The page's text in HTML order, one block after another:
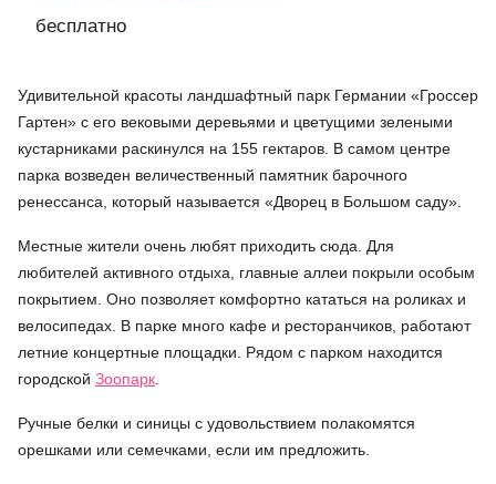
бесплатно
Удивительной красоты ландшафтный парк Германии «Гроссер
Гартен» с его вековыми деревьями и цветущими зелеными
кустарниками раскинулся на 155 гектаров. В самом центре
парка возведен величественный памятник барочного
ренессанса, который называется «Дворец в Большом саду».
Местные жители очень любят приходить сюда. Для
любителей активного отдыха, главные аллеи покрыли особым
покрытием. Оно позволяет комфортно кататься на роликах и
велосипедах. В парке много кафе и ресторанчиков, работают
летние концертные площадки. Рядом с парком находится
городской Зоопарк.
Ручные белки и синицы с удовольствием полакомятся
орешками или семечками, если им предложить.